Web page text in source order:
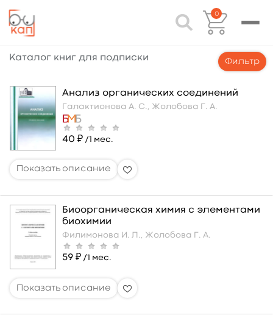
0
Каталог книг для подписки Фильтр
Анализ органических соединений
Галактионова А. С., Жолобова Г. А.
40 ₽ /1 мес.
Биоорганическая химия с элементами
биохимии
Филимонова И. Л., Жолобова Г. А.
59 ₽ /1 мес.